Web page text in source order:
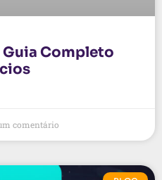
Guia Completo
comentário